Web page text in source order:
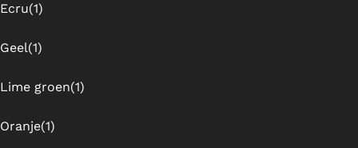
Ecru(1)
Geel(1)
Lime groen(1)
Oranje(1)